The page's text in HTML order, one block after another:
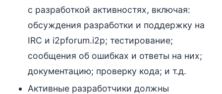
с разработкой активностях, включая:
обсуждения разработки и поддержку на
IRC и i2pforum.i2p; тестирование;
сообщения об ошибках и ответы на них;
документацию; проверку кода; и т.д.
Активные разработчики должны